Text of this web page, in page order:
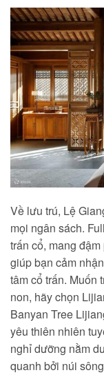
Về lưu trú, Lệ
mọi ngân sách.
trấn cổ, mang
giúp bạn cảm
tâm cổ trấn. Muốn
non, hãy chọn
Banyan Tree
yêu thiên nhiên
nghỉ dưỡng nằm
quanh bởi núi